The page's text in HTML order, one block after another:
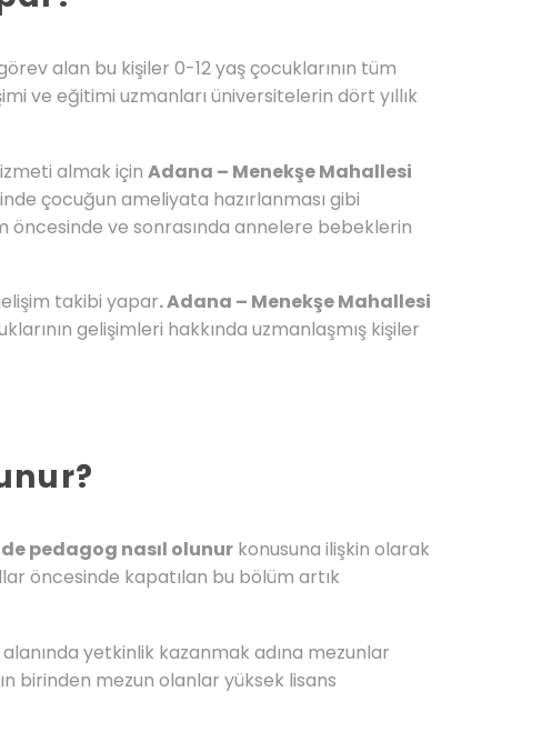
alan bu kişiler 0-12 yaş çocuklarının tüm
ve eğitimi uzmanları üniversitelerin dört yıllık
almak için Adana – Menekşe Mahallesi
çocuğun ameliyata hazırlanması gibi
ve sonrasında annelere bebeklerin
takibi yapar. Adana – Menekşe Mahallesi
gelişimleri hakkında uzmanlaşmış kişiler
pedagog nasıl olunur konusuna ilişkin olarak
öncesinde kapatılan bu bölüm artık
yetkinlik kazanmak adına mezunlar
birinden mezun olanlar yüksek lisans